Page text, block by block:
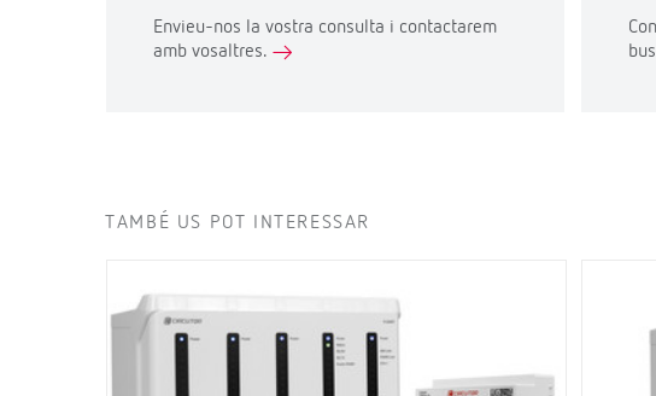
Envieu-nos la vostra consulta i contactarem
amb vosaltres.
TAMBÉ US POT INTERESSAR